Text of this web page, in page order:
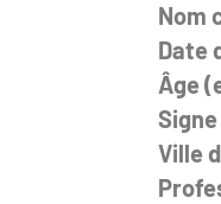
Nom
Date
Âge
Ville